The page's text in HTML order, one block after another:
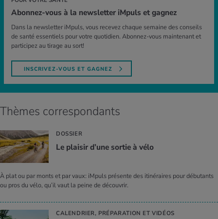
Abonnez-vous à la newsletter iMpuls et gagnez
Dans la newsletter iMpuls, vous recevez chaque semaine des conseils
de santé essentiels pour votre quotidien. Abonnez-vous maintenant et
participez au tirage au sort!
INSCRIVEZ-VOUS ET GAGNEZ
Thèmes correspondants
DOSSIER
Le plai­sir d’une sor­tie à vélo
À plat ou par monts et par vaux: iMpuls présente des itinéraires pour débutants
ou pros du vélo, qu’il vaut la peine de découvrir.
CALENDRIER, PRÉPARATION ET VIDÉOS